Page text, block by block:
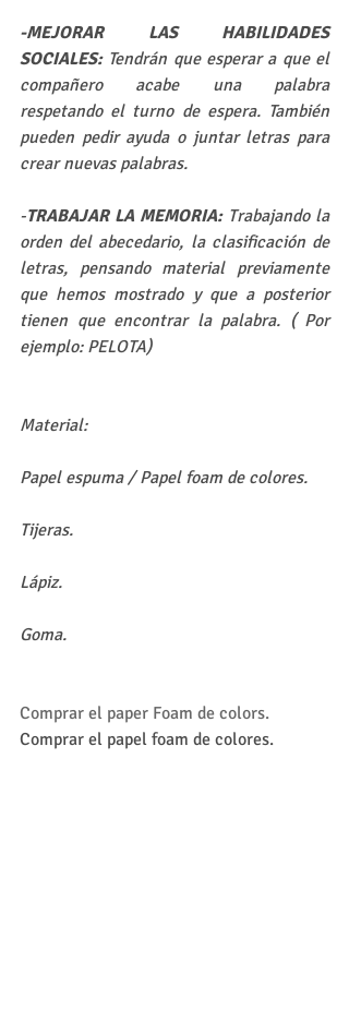
-MEJORAR LAS HABILIDADES
SOCIALES: Tendrán que esperar a que el
compañero acabe una palabra
respetando el turno de espera. También
pueden pedir ayuda o juntar letras para
crear nuevas palabras.
-TRABAJAR LA MEMORIA: Trabajando la
orden del abecedario, la clasificación de
letras, pensando material previamente
que hemos mostrado y que a posterior
tienen que encontrar la palabra. ( Por
ejemplo: PELOTA)
Material:
Papel espuma / Papel foam de colores.
Tijeras.
Lápiz.
Goma.
Comprar el paper Foam de colors.
Comprar el papel foam de colores.